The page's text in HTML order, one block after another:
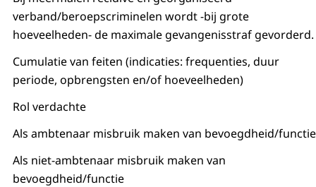
verband/beroepscriminelen wordt -bij grote
hoeveelheden- de maximale gevangenisstraf gevorderd.
Cumulatie van feiten (indicaties: frequenties, duur
periode, opbrengsten en/of hoeveelheden)
Rol verdachte
Als ambtenaar misbruik maken van bevoegdheid/functie
Als niet-ambtenaar misbruik maken van
bevoegdheid/functie